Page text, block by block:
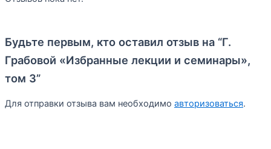
Будьте первым, кто оставил отзыв на “Г.
Грабовой «Избранные лекции и семинары»,
том 3”
Для отправки отзыва вам необходимо авторизоваться.